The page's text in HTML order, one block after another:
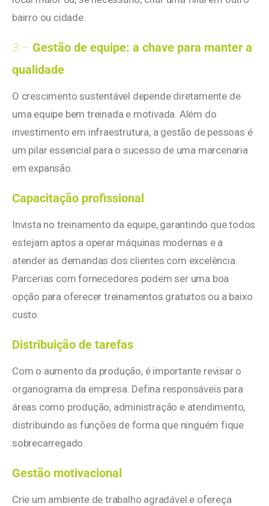
bairro ou cidade.
3 – Gestão de equipe: a chave para manter a
qualidade
O crescimento sustentável depende diretamente de
uma equipe bem treinada e motivada. Além do
investimento em infraestrutura, a gestão de pessoas é
um pilar essencial para o sucesso de uma marcenaria
em expansão.
Capacitação profissional
Invista no treinamento da equipe, garantindo que todos
estejam aptos a operar máquinas modernas e a
atender as demandas dos clientes com excelência.
Parcerias com fornecedores podem ser uma boa
opção para oferecer treinamentos gratuitos ou a baixo
custo.
Distribuição de tarefas
Com o aumento da produção, é importante revisar o
organograma da empresa. Defina responsáveis para
áreas como produção, administração e atendimento,
distribuindo as funções de forma que ninguém fique
sobrecarregado.
Gestão motivacional
Crie um ambiente de trabalho agradável e ofereça